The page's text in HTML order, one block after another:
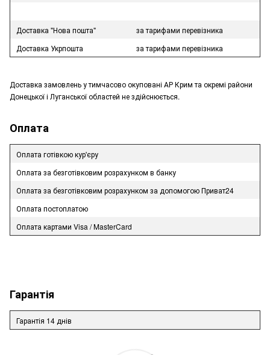
Доставка "Нова пошта"
за тарифами перевізника
Доставка Укрпошта
за тарифами перевізника
Доставка замовлень у тимчасово окуповані АР Крим та окремі райони
Донецької і Луганської областей не здійснюється.
Оплата
Оплата готівкою кур'єру
Оплата за безготівковим розрахунком в банку
Оплата за безготівковим розрахунком за допомогою Приват24
Оплата постоплатою
Оплата картами Visa / MasterCard
Гарантія
Гарантія 14 днів